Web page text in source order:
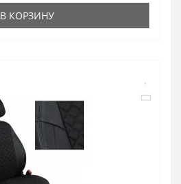
В КОРЗИНУ